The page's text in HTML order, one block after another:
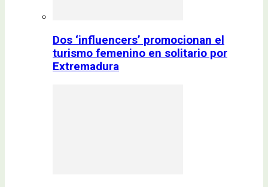
Dos ‘influencers’ promocionan el
turismo femenino en solitario por
Extremadura